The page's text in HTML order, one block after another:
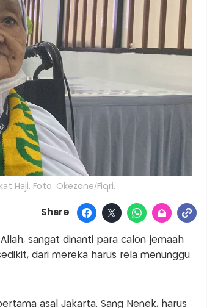
Haji. Foto: Okezone/Fiqri.
Share
sangat dinanti para calon jemaah
dari mereka harus rela menunggu
asal Jakarta. Sang Nenek, harus